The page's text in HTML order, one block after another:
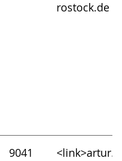
rostock.de
9041